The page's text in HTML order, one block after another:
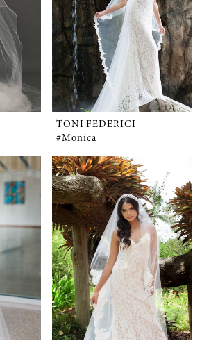
TONI FEDERICI
#Monica